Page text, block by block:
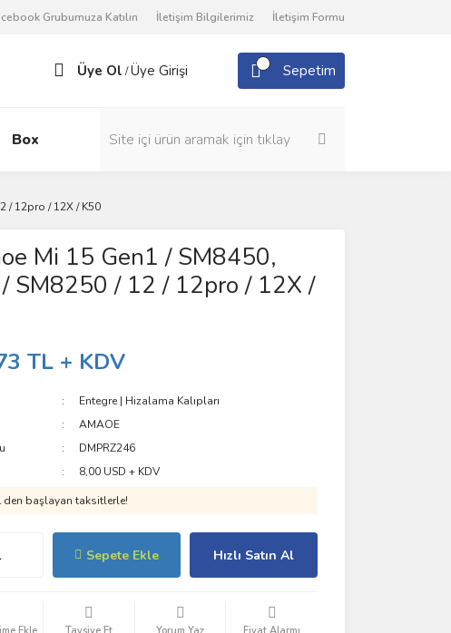
Grubumuza Katılın İletişim Bilgilerimiz İletişim Formu
Üye Ol /Üye Girişi Sepetim
Box
/ 12pro / 12X / K50
Mi 15 Gen1 / SM8450,
SM8250 / 12 / 12pro / 12X /
TL + KDV
Entegre | Hizalama Kalıpları
AMAOE
DMPRZ246
8,00 USD + KDV
den başlayan taksitlerle!
Sepete Ekle Hızlı Satın Al